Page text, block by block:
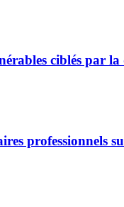
ciblés par
professionnels